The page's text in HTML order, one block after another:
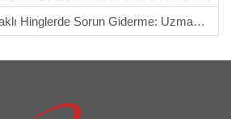
Hinglerde Sorun Giderme: Uzman İpuçları